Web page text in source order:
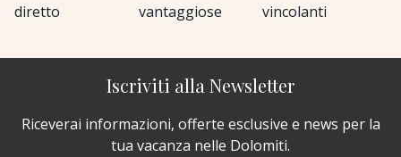
diretto
vantaggiose
vincolanti
Iscriviti alla Newsletter
Riceverai informazioni, offerte esclusive e news per la
tua vacanza nelle Dolomiti.